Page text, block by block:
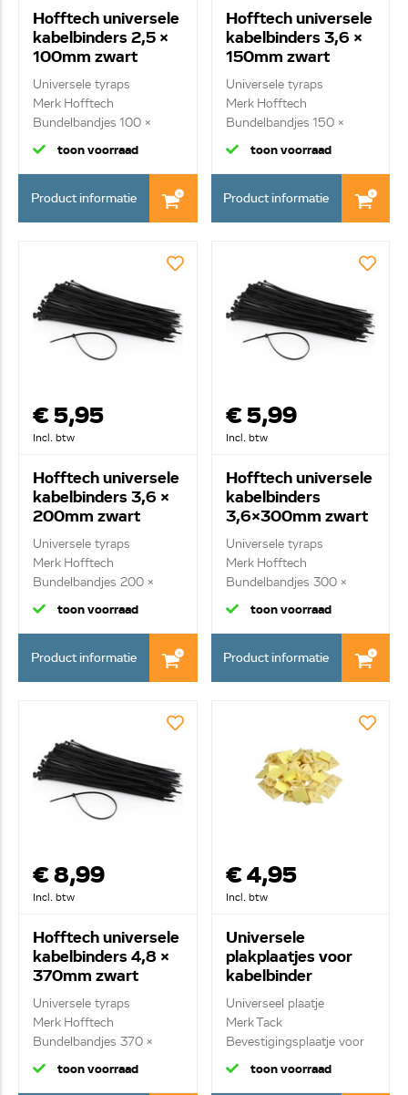
Hofftech universele
kabelbinders 2,5 x
100mm zwart
Universele tyraps
Merk Hofftech
Bundelbandjes 100 x
2,5mm...
toon voorraad
Product informatie
Hofftech universele
kabelbinders 3,6 x
150mm zwart
Universele tyraps
Merk Hofftech
Bundelbandjes 150 x
3,6mm ...
toon voorraad
Product informatie
€ 5,95
Incl. btw
Hofftech universele
kabelbinders 3,6 x
200mm zwart
Universele tyraps
Merk Hofftech
Bundelbandjes 200 x
3.6mm...
toon voorraad
Product informatie
€ 5,99
Incl. btw
Hofftech universele
kabelbinders
3,6x300mm zwart
Universele tyraps
Merk Hofftech
Bundelbandjes 300 x
3.6mm...
toon voorraad
Product informatie
€ 8,99
Incl. btw
Hofftech universele
kabelbinders 4,8 x
370mm zwart
Universele tyraps
Merk Hofftech
Bundelbandjes 370 x
4,8mm ...
toon voorraad
€ 4,95
Incl. btw
Universele
plakplaatjes voor
kabelbinder
20x20mm 37361
Universeel plaatje
Merk Tack
Bevestigingsplaatje voor
bund...
toon voorraad